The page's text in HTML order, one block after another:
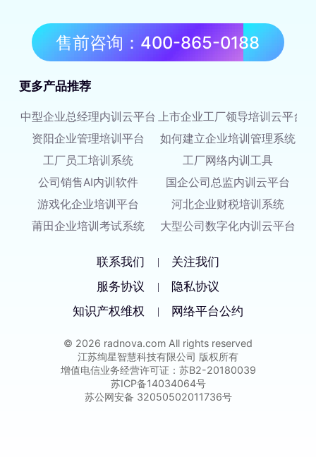
售前咨询：400-865-0188
更多产品推荐
中型企业总经理内训云平台 上市企业工厂领导培训云平台
资阳企业管理培训平台
如何建立企业培训管理系统
工厂员工培训系统
工厂网络内训工具
公司销售AI内训软件
国企公司总监内训云平台
游戏化企业培训平台
河北企业财税培训系统
莆田企业培训考试系统
大型公司数字化内训云平台
联系我们 |
关注我们
服务协议
|
隐私协议
知识产权维权
| 网络平台公约
© 2026 radnova.com All rights reserved
江苏绚星智慧科技有限公司 版权所有
增值电信业务经营许可证：苏B2-20180039
苏ICP备14034064号
苏公网安备 32050502011736号